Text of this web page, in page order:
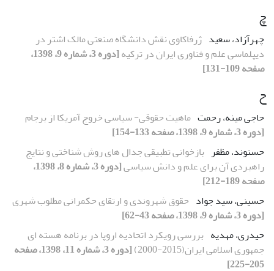
چ
چهرآزاد، سعید ژرفاکاوی نقش دانشگاه صنعتی مالک اشتر در
دیپلماسی علم و فناوری ایران در ترکیه
[دوره 3، شماره 9، 1398،
صفحه 109-131]
ح
حاجی مینه، رحمت ماهیت حقوقی- سیاسی خروج آمریکا از برجام
[دوره 3، شماره 9، 1398، صفحه 133-154]
حسنوند، مظفر بازخوانی تطبیقی جدال های روش شناختی و نتایج
راهبردی آن برای علم و دانش سیاسی
[دوره 3، شماره 8، 1398،
صفحه 189-212]
حسینی، سید جواد حقوق شهروندی و ارتقای حکمرانی مطلوب شهری
[دوره 3، شماره 9، 1398، صفحه 43-62]
حیدری، مهدیه بررسی رویکرد اتحادیه اروپا در برنامه هسته ای
جمهوری اسلامی ایران(2015-2000)
[دوره 3، شماره 11، 1398، صفحه
205-225]